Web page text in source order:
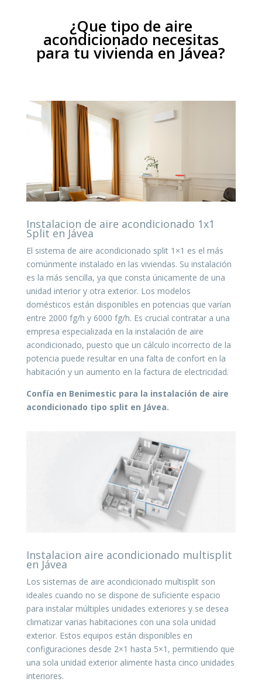
¿Que tipo de aire
acondicionado necesitas
para tu vivienda en Jávea?
Instalacion de aire acondicionado 1x1
Split en Jávea
El sistema de aire acondicionado split 1×1 es el más
comúnmente instalado en las viviendas. Su instalación
es la más sencilla, ya que consta únicamente de una
unidad interior y otra exterior. Los modelos
domésticos están disponibles en potencias que varían
entre 2000 fg/h y 6000 fg/h. Es crucial contratar a una
empresa especializada en la instalación de aire
acondicionado, puesto que un cálculo incorrecto de la
potencia puede resultar en una falta de confort en la
habitación y un aumento en la factura de electricidad.
Confía en Benimestic para la instalación de aire
acondicionado tipo split en Jávea.
Instalacion aire acondicionado multisplit
en Jávea
Los sistemas de aire acondicionado multisplit son
ideales cuando no se dispone de suficiente espacio
para instalar múltiples unidades exteriores y se desea
climatizar varias habitaciones con una sola unidad
exterior. Estos equipos están disponibles en
configuraciones desde 2×1 hasta 5×1, permitiendo que
una sola unidad exterior alimente hasta cinco unidades
interiores.